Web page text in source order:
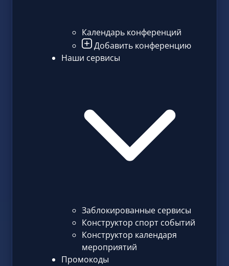
Календарь конференций
Добавить конференцию
Наши сервисы
Заблокированные сервисы
Конструктор спорт событий
Конструктор календаря
мероприятий
Промокоды